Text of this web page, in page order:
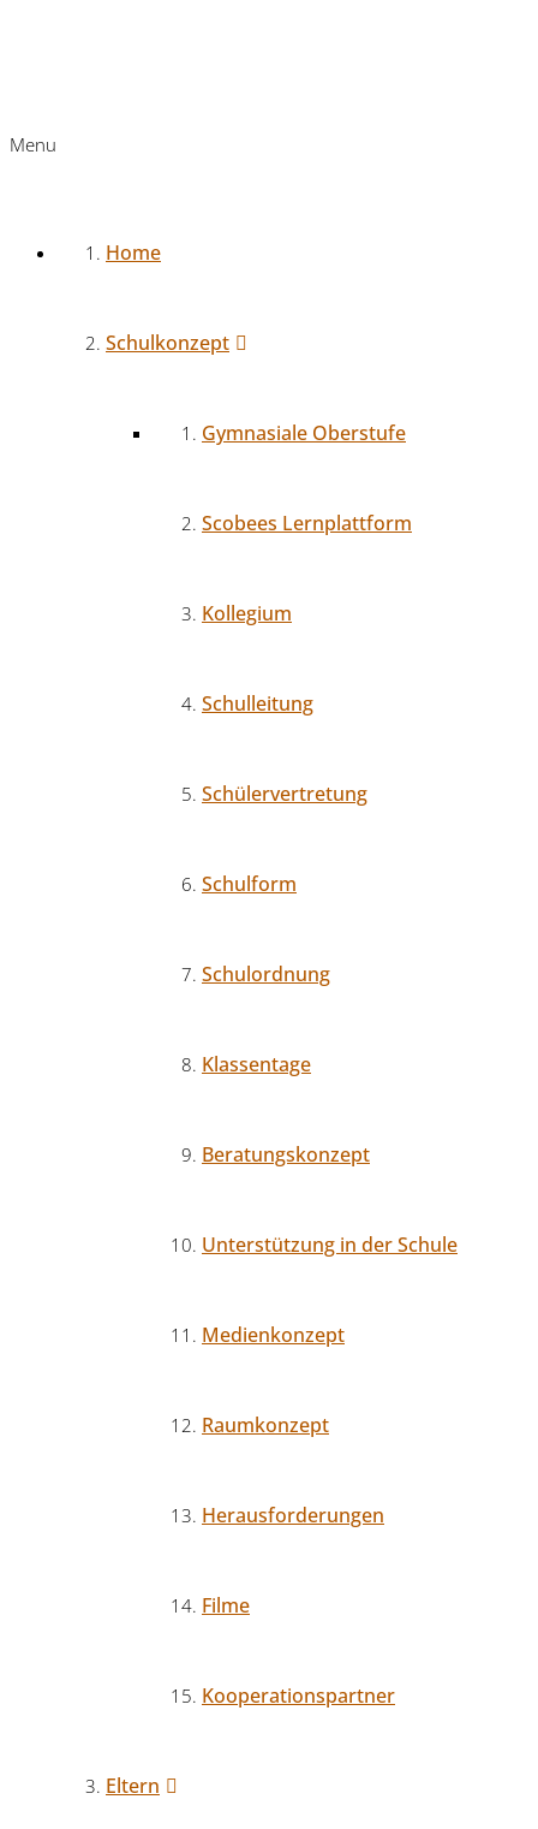
Menu
Home
Schulkonzept
Gymnasiale Oberstufe
Scobees Lernplattform
Kollegium
Schulleitung
Schülervertretung
Schulform
Schulordnung
Klassentage
Beratungskonzept
Unterstützung in der Schule
Medienkonzept
Raumkonzept
Herausforderungen
Filme
Kooperationspartner
Eltern